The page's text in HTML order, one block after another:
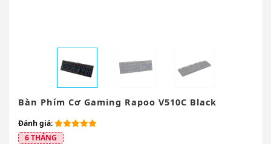
Bàn Phím Cơ Gaming Rapoo V510C Black
Đánh giá:
6 THÁNG